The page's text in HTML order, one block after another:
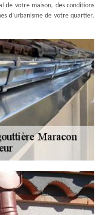
de votre maison, des conditions
d’urbanisme de votre quartier,